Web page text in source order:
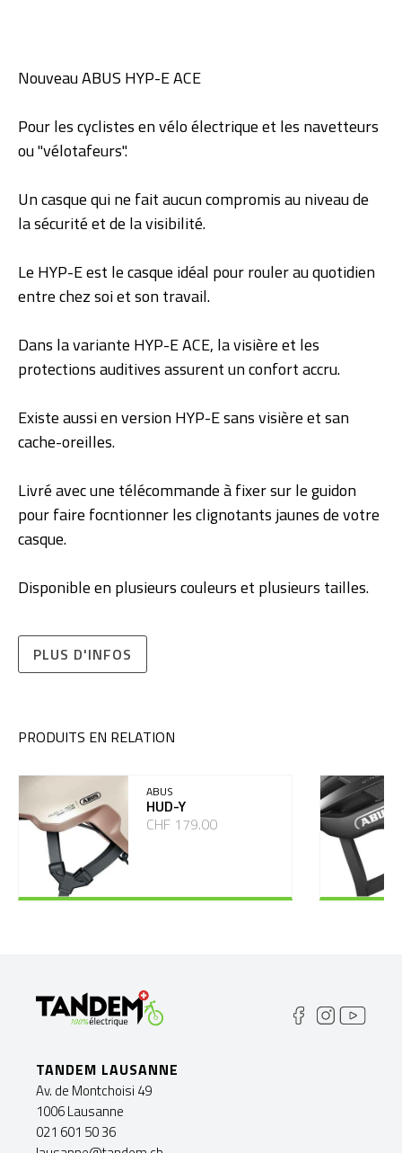
Nouveau ABUS HYP-E ACE
Pour les cyclistes en vélo électrique et les navetteurs
ou "vélotafeurs".
Un casque qui ne fait aucun compromis au niveau de
la sécurité et de la visibilité.
Le HYP-E est le casque idéal pour rouler au quotidien
entre chez soi et son travail.
Dans la variante HYP-E ACE, la visière et les
protections auditives assurent un confort accru.
Existe aussi en version HYP-E sans visière et san
cache-oreilles.
Livré avec une télécommande à fixer sur le guidon
pour faire focntionner les clignotants jaunes de votre
casque.
Disponible en plusieurs couleurs et plusieurs tailles.
PLUS D'INFOS
PRODUITS EN RELATION
ABUS
HUD-Y
CHF 179.00
TANDEM LAUSANNE
Av. de Montchoisi 49
1006 Lausanne
021 601 50 36